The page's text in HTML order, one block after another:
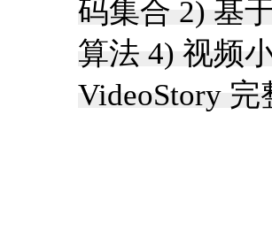
码集合 2) 基
算法 4) 视频
VideoStory 完